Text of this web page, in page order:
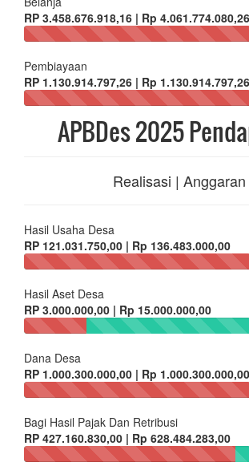
RP 3.458.676.918,16 | Rp 4.061.774.080,26
Pembiayaan
RP 1.130.914.797,26 | Rp 1.130.914.797,26
APBDes 2025
Realisasi | Anggaran
Hasil Usaha Desa
RP 121.031.750,00 | Rp 136.483.000,00
Hasil Aset Desa
RP 3.000.000,00 | Rp 15.000.000,00
Dana Desa
RP 1.000.300.000,00 | Rp 1.000.300.000,00
Bagi Hasil Pajak Dan Retribusi
RP 427.160.830,00 | Rp 628.484.283,00